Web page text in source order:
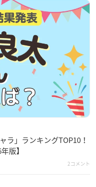
ラ」ランキングTOP10！
版】
2コメント